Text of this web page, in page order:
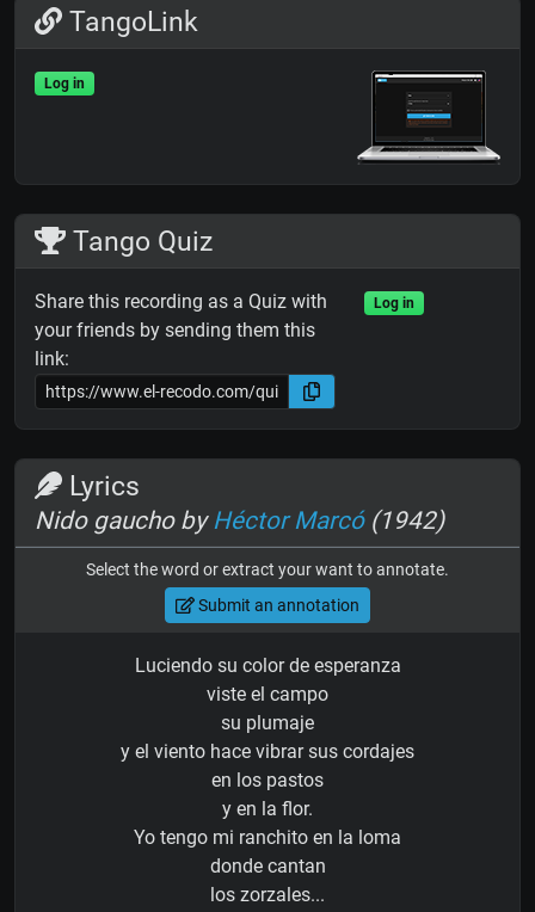
TangoLink
Log in
Tango Quiz
Share this recording as a Quiz with
your friends by sending them this
link:
Log in
Lyrics
Nido gaucho byHéctor Marcó(1942)
Select the word or extract your want to annotate.
Submit an annotation
Luciendo su color de esperanza
viste el campo
su plumaje
y el viento hace vibrar sus cordajes
en los pastos
y en la flor.
Yo tengo mi ranchito en la loma
donde cantan
los zorzales...